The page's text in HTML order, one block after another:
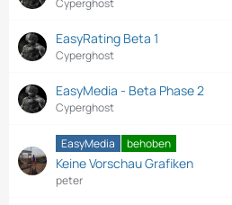
Cyperghost
EasyRating Beta 1
Cyperghost
EasyMedia - Beta Phase 2
Cyperghost
EasyMedia behoben
Keine Vorschau Grafiken
peter